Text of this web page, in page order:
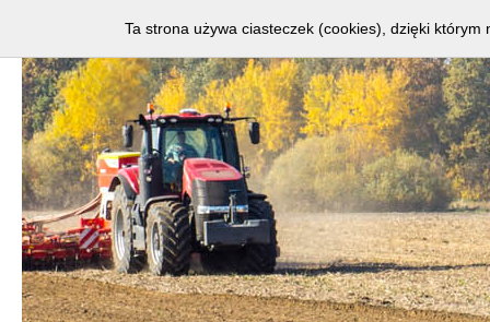
Ta strona używa ciasteczek (cookies), dzięki którym